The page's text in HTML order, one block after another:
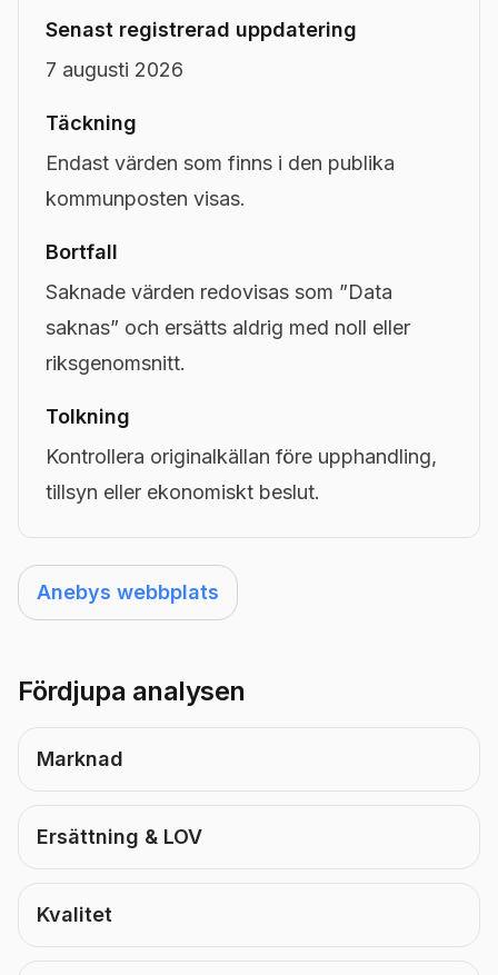
Senast registrerad uppdatering
7 augusti 2026
Täckning
Endast värden som finns i den publika
kommunposten visas.
Bortfall
Saknade värden redovisas som ”Data
saknas” och ersätts aldrig med noll eller
riksgenomsnitt.
Tolkning
Kontrollera originalkällan före upphandling,
tillsyn eller ekonomiskt beslut.
Anebys webbplats
Fördjupa analysen
Marknad
Ersättning & LOV
Kvalitet